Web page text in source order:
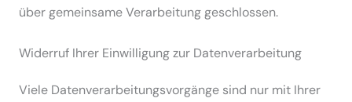
über gemeinsame Verar­beitung geschlossen.
Widerruf Ihrer Einwil­ligung zur Daten­ver­ar­beitung
Viele Daten­ver­ar­bei­tungs­vor­gänge sind nur mit Ihrer